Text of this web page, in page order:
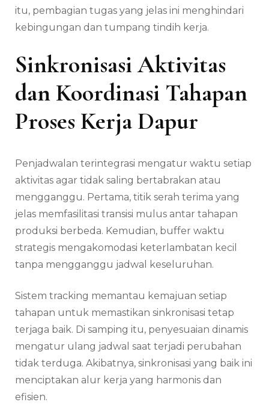
itu, pembagian tugas yang jelas ini menghindari
kebingungan dan tumpang tindih kerja.
Sinkronisasi Aktivitas
dan Koordinasi Tahapan
Proses Kerja Dapur
Penjadwalan terintegrasi mengatur waktu setiap
aktivitas agar tidak saling bertabrakan atau
mengganggu. Pertama, titik serah terima yang
jelas memfasilitasi transisi mulus antar tahapan
produksi berbeda. Kemudian, buffer waktu
strategis mengakomodasi keterlambatan kecil
tanpa mengganggu jadwal keseluruhan.
Sistem tracking memantau kemajuan setiap
tahapan untuk memastikan sinkronisasi tetap
terjaga baik. Di samping itu, penyesuaian dinamis
mengatur ulang jadwal saat terjadi perubahan
tidak terduga. Akibatnya, sinkronisasi yang baik ini
menciptakan alur kerja yang harmonis dan
efisien.